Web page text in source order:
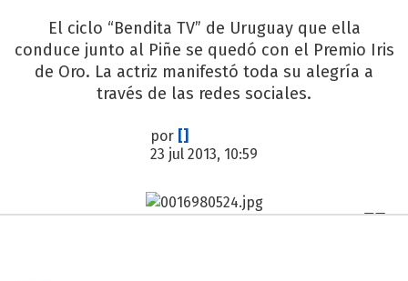
El ciclo “Bendita TV” de Uruguay que ella
conduce junto al Piñe se quedó con el Premio Iris
de Oro. La actriz manifestó toda su alegría a
través de las redes sociales.
por []
23 jul 2013, 10:59